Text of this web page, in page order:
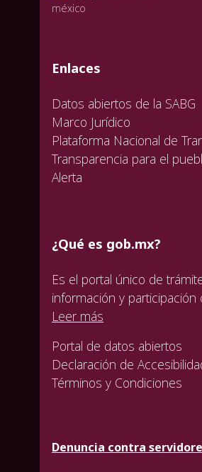
valida
valida
valida
Enlaces
Datos abiertos de la SABG
Marco Jurídico
Plataforma Nacional de
Transparencia para el
Alerta
¿Qué es gob.mx?
Es el portal único de
información y participación
Leer más
Portal de datos abiertos
Declaración de
Términos y Condiciones
Denuncia contra